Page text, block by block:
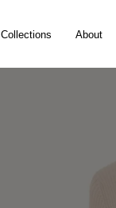
Collections About